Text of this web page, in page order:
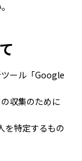
ール「Google
収集のために
を特定するもの